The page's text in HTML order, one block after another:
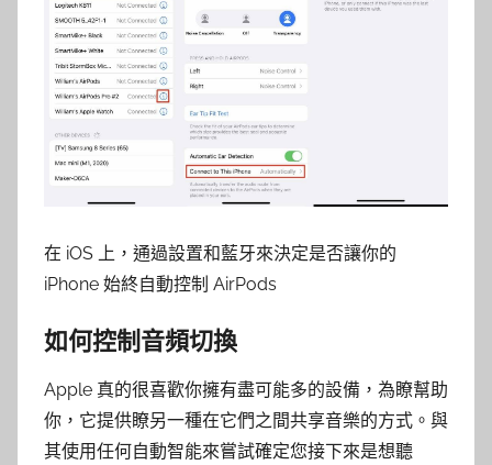
在 iOS 上，通過設置和藍牙來決定是否讓你的
iPhone 始終自動控制 AirPods
如何控制音頻切換
Apple 真的很喜歡你擁有盡可能多的設備，為瞭幫助
你，它提供瞭另一種在它們之間共享音樂的方式。與
其使用任何自動智能來嘗試確定您接下來是想聽